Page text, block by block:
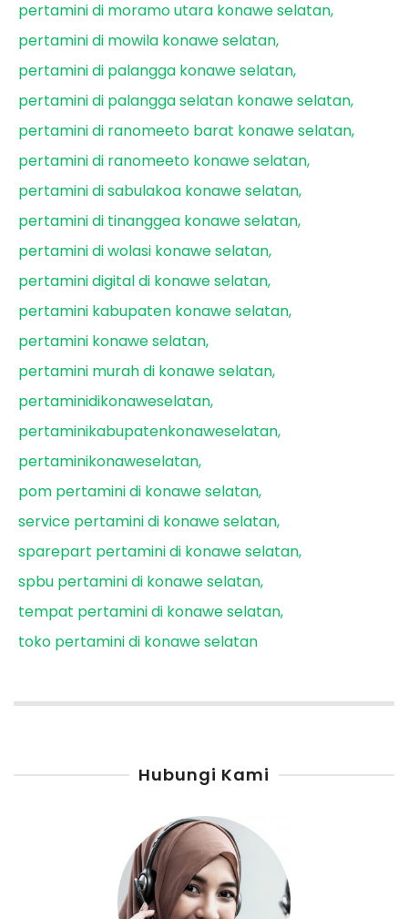
pertamini di moramo utara konawe selatan
pertamini di mowila konawe selatan
pertamini di palangga konawe selatan
pertamini di palangga selatan konawe selatan
pertamini di ranomeeto barat konawe selatan
pertamini di ranomeeto konawe selatan
pertamini di sabulakoa konawe selatan
pertamini di tinanggea konawe selatan
pertamini di wolasi konawe selatan
pertamini digital di konawe selatan
pertamini kabupaten konawe selatan
pertamini konawe selatan
pertamini murah di konawe selatan
pertaminidikonaweselatan
pertaminikabupatenkonaweselatan
pertaminikonaweselatan
pom pertamini di konawe selatan
service pertamini di konawe selatan
sparepart pertamini di konawe selatan
spbu pertamini di konawe selatan
tempat pertamini di konawe selatan
toko pertamini di konawe selatan
Hubungi Kami